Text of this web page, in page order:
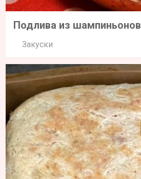
Подлива из шампиньонов
Закуски